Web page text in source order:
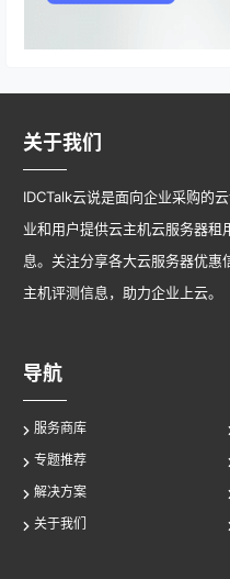
关于我们
IDCTalk云说是面向企业采购的
业和用户提供云主机云服务器租
息。关注分享各大云服务器优
主机评测信息，助力企业上云。
导航
服务商库
专题推荐
解决方案
关于我们